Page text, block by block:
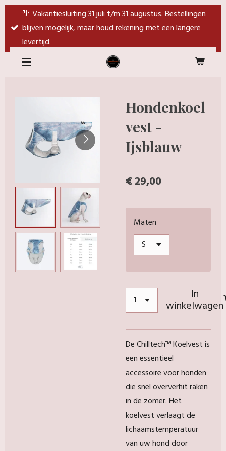
direct
de
hoofdinhoud
🌴 Vakantiesluiting 31 juli t/m 31 augustus. Bestellingen
blijven mogelijk, maar houd rekening met een langere
levertijd.
Hondenkoel
vest -
Ijsblauw
€ 29,00
Maten
In
winkelwagen
De Chilltech™Koelvest is
een essentieel
accessoire voor honden
die snel oververhit raken
in de zomer. Het
koelvest verlaagt de
lichaamstemperatuur
van uw hond door